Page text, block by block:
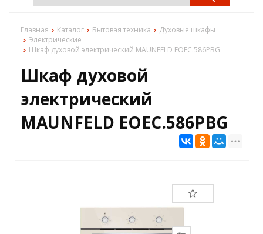
Главная Каталог Бытовая техника
Духовые шкафы
Электрические
Шкаф духовой электрический MAUNFELD EOEC.586PBG
Шкаф духовой
электрический
MAUNFELD EOEC.586PBG